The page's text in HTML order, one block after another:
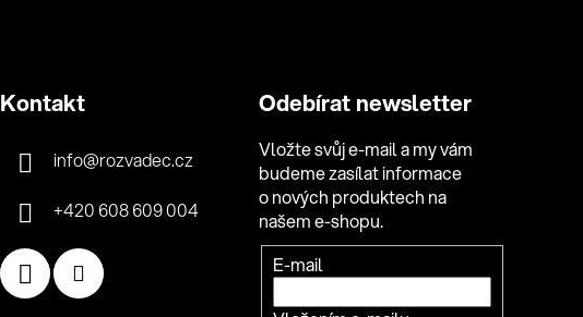
Kontakt
info@rozvadec.cz
+420 608 609 004
Odebírat newsletter
Vložte svůj e-mail a my vám
budeme zasílat informace
o nových produktech na
našem e-shopu.
Přihlášení
odběru
E-mail